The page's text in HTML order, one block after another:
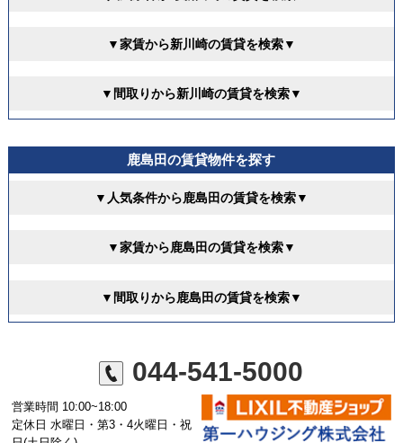
▼家賃から新川崎の賃貸を検索▼
▼間取りから新川崎の賃貸を検索▼
鹿島田の賃貸物件を探す
▼人気条件から鹿島田の賃貸を検索▼
▼家賃から鹿島田の賃貸を検索▼
▼間取りから鹿島田の賃貸を検索▼
044-541-5000
営業時間 10:00~18:00
定休日 水曜日・第3・4火曜日・祝